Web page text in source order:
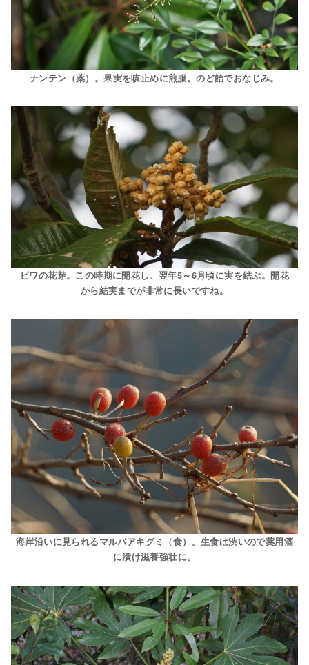
ナンテン（薬）。果実を咳止めに煎服。のど飴でおなじみ。
ビワの花芽。この時期に開花し、翌年5～6月頃に実を結ぶ。開花
から結実までが非常に長いですね。
海岸沿いに見られるマルバアキグミ（食）。生食は渋いので薬用酒
に漬け滋養強壮に。